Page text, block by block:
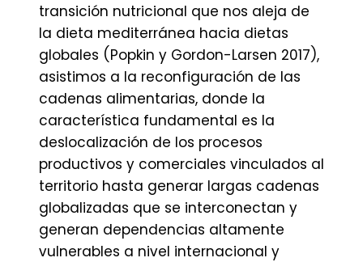
transición nutricional que nos aleja de
la dieta mediterránea hacia dietas
globales (Popkin y Gordon-Larsen 2017),
asistimos a la reconfiguración de las
cadenas alimentarias, donde la
característica fundamental es la
deslocalización de los procesos
productivos y comerciales vinculados al
territorio hasta generar largas cadenas
globalizadas que se interconectan y
generan dependencias altamente
vulnerables a nivel internacional y